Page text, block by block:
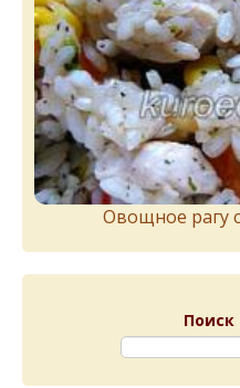
Овощное рагу
Поиск